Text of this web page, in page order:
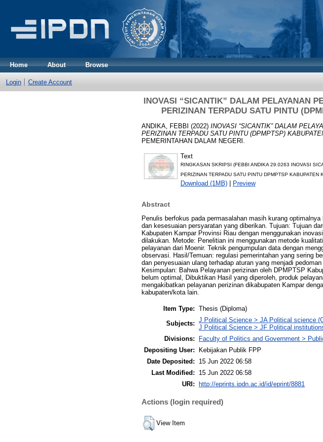
Home About Browse
Login Create Account
INOVASI “SICANTIK” DALAM PELAYANAN
PERIZINAN TERPADU SATU PINTU
ANDIKA, FEBBI (2022) INOVASI “SICANTIK” DALAM
PERIZINAN TERPADU SATU PINTU (DPMPTSP)
PEMERINTAHAN DALAM NEGERI.
Text
RINGKASAN SKRIPSI (FEBBI ANDIKA 29.0263 INOVASI
PERIZINAN TERPADU SATU PINTU DPMPTSP KABUPATEN
Download (1MB) | Preview
Abstract
Penulis berfokus pada permasalahan masih kurang
dan kesesuaian persyaratan yang diberikan. Tujuan: Tujuan
Kabupaten Kampar Provinsi Riau dengan menggunakan
dilakukan. Metode: Penelitian ini menggunakan metode
pelayanan dari Moenir. Teknik pengumpulan data dengan
observasi. Hasil/Temuan: regulasi pemerintahan yang sering
dan penyesuaian ulang terhadap aturan yang menjadi
Kesimpulan: Bahwa Pelayanan perizinan oleh DPMPTSP
belum optimal, Dibuktikan Hasil yang diperoleh, produk
mengakibatkan pelayanan perizinan dikabupaten Kampar
kabupaten/kota lain.
Item Type: Thesis (Diploma)
Subjects: J Political Science > JA Political science
J Political Science > JF Political
Divisions:
Faculty of Politics and Government >
Depositing User:
Kebijakan Publik FPP
Date Deposited:
15 Jun 2022 06:58
Last Modified:
15 Jun 2022 06:58
URI:
http://eprints.ipdn.ac.id/id/eprint/8881
Actions (login required)
View Item